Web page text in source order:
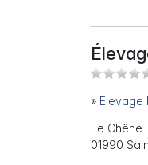
» Elevage
Le Chêne
01990